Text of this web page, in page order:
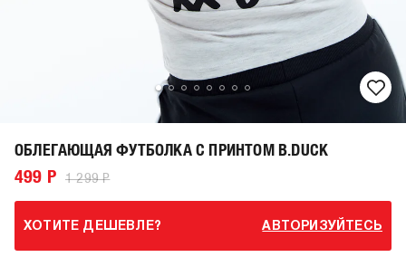
ОБЛЕГАЮЩАЯ ФУТБОЛКА С ПРИНТОМ B.DUCK
499 Р 1 299 Р
ХОТИТЕ ДЕШЕВЛЕ? АВТОРИЗУЙТЕСЬ